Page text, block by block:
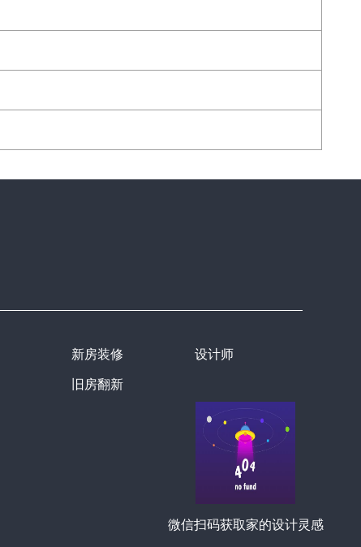
新房装修
旧房翻新
设计师
微信扫码获取家的设计灵感